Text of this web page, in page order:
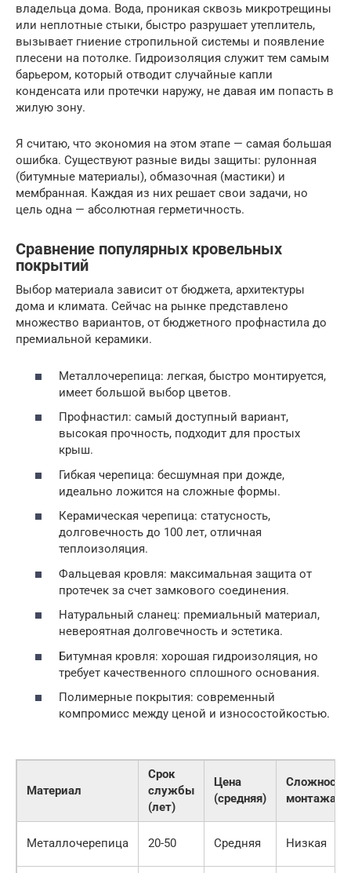
владельца дома. Вода, проникая сквозь микротрещины
или неплотные стыки, быстро разрушает утеплитель,
вызывает гниение стропильной системы и появление
плесени на потолке. Гидроизоляция служит тем самым
барьером, который отводит случайные капли
конденсата или протечки наружу, не давая им попасть в
жилую зону.
Я считаю, что экономия на этом этапе — самая большая
ошибка. Существуют разные виды защиты: рулонная
(битумные материалы), обмазочная (мастики) и
мембранная. Каждая из них решает свои задачи, но
цель одна — абсолютная герметичность.
Сравнение популярных кровельных
покрытий
Выбор материала зависит от бюджета, архитектуры
дома и климата. Сейчас на рынке представлено
множество вариантов, от бюджетного профнастила до
премиальной керамики.
Металлочерепица: легкая, быстро монтируется,
имеет большой выбор цветов.
Профнастил: самый доступный вариант,
высокая прочность, подходит для простых
крыш.
Гибкая черепица: бесшумная при дожде,
идеально ложится на сложные формы.
Керамическая черепица: статусность,
долговечность до 100 лет, отличная
теплоизоляция.
Фальцевая кровля: максимальная защита от
протечек за счет замкового соединения.
Натуральный сланец: премиальный материал,
невероятная долговечность и эстетика.
Битумная кровля: хорошая гидроизоляция, но
требует качественного сплошного основания.
Полимерные покрытия: современный
компромисс между ценой и износостойкостью.
Материал
Срок
службы
(лет)
Цена
(средняя)
Сложность
монтажа
Металлочерепица 20-50 Средняя Низкая